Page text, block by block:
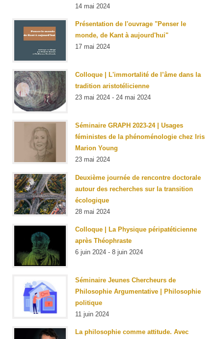
14 mai 2024
Présentation de l'ouvrage "Penser le
monde, de Kant à aujourd'hui"
17 mai 2024
Colloque | L'immortalité de l’âme dans la
tradition aristotélicienne
23 mai 2024 - 24 mai 2024
Séminaire GRAPH 2023-24 | Usages
féministes de la phénoménologie chez Iris
Marion Young
23 mai 2024
Deuxième journée de rencontre doctorale
autour des recherches sur la transition
écologique
28 mai 2024
Colloque | La Physique péripatéticienne
après Théophraste
6 juin 2024 - 8 juin 2024
Séminaire Jeunes Chercheurs de
Philosophie Argumentative | Philosophie
politique
11 juin 2024
La philosophie comme attitude. Avec